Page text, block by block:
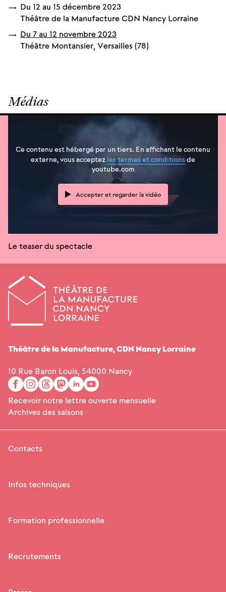
Du 12 au 15 décembre2023
Théâtre de la Manufacture CDN Nancy Lorraine
Du 7au 12 novembre2023
Théâtre Montansier, Versailles (78)
Médias
Le teaser du spectacle
Ce contenu est hébergé par un tiers. En affichant le contenu
externe, vous acceptez les termes et conditionsde
youtube.com
Accepter et regarder la vidéo
Théâtre de la Manufacture,CDN Nancy Lorraine
10 Rue Baron Louis, 54000 Nancy
facebook
instagram
threadsmastodon
linkedin
youtube
Recevoir notre lettre ouverte mensuelle
Archives des saisons
Contacts
Infos techniques
Formation professionnelle
Recrutements